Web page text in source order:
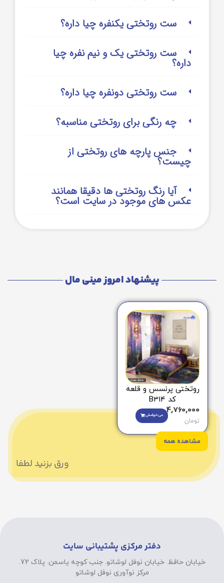
ست روتختی یکنفره چیا داره؟
ست روتختی یک و نیم نفره چیا
داره؟
ست روتختی دونفره چیا داره؟
چه رنگی برای روتختی مناسبه؟
جنس پارچه های روتختی از
چیست؟
آیا رنگ روتختی ها دقیقا همانند
عکس های موجود در سایت است؟
پیشنهاد امروز مینی مال
روتختی پرنسس و قلعه
کد B314
4,760,000
تومان
می‌خوامش
مشاهده همه
ورق بزنید لطفا
دفتر مرکزی پشتیبانی سایت
خیابان حافظ. خیابان نوفل لوشاتو. جنب کوچه یاسمن. پلاک 72.
مرکز نوآوری نوفل لوشاتو